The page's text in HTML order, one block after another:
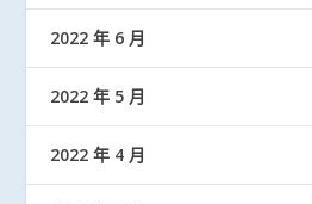
2022 年 6 月
2022 年 5 月
2022 年 4 月